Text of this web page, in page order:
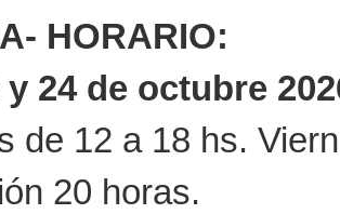
HORARIO:
y 24 de octubre
de 12 a 18 hs.
20 horas.